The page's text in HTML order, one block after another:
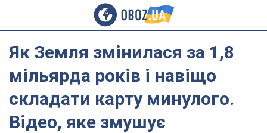
Як Земля змінилася за 1,8
мільярда років і навіщо
складати карту минулого.
Відео, яке змушує